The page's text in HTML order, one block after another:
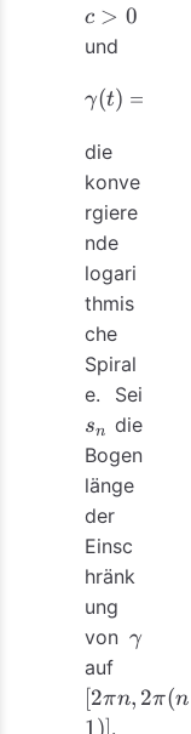
c > 0
und
γ(t) =
die
konve
rgiere
nde
logari
thmis
che
Spiral
e. Sei
sn
die
Bogen
länge
der
Einsc
hränk
ung
von γ
auf
n,
[2πn, 2π(n
1 )].